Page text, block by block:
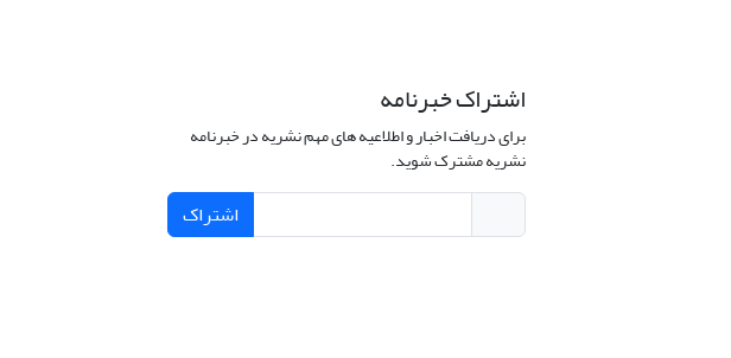
اشتراک خبرنامه
برای دریافت اخبار و اطلاعیه های مهم نشریه در خبرنامه
نشریه مشترک شوید.
اشتراک